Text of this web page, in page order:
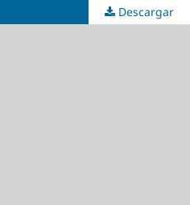
Descargar